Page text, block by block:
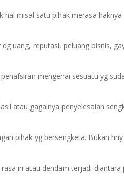
hal misal satu pihak merasa
uang, reputasi, peluang bisnis,
mengenai sesuatu yg
atau gagalnya penyelesaian
pihak yg bersengketa. Bukan
iri atau dendam terjadi